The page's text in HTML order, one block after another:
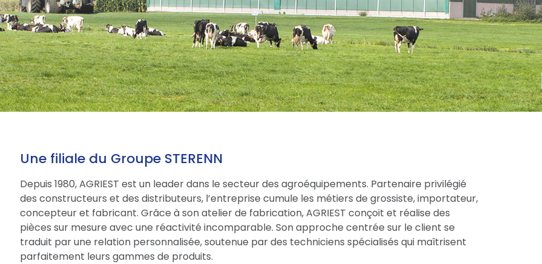
Une filiale du Groupe STERENN
Depuis 1980, AGRIEST est un leader dans le secteur des agroéquipements. Partenaire privilégié
des constructeurs et des distributeurs, l’entreprise cumule les métiers de grossiste, importateur,
concepteur et fabricant. Grâce à son atelier de fabrication, AGRIEST conçoit et réalise des
pièces sur mesure avec une réactivité incomparable. Son approche centrée sur le client se
traduit par une relation personnalisée, soutenue par des techniciens spécialisés qui maîtrisent
parfaitement leurs gammes de produits.